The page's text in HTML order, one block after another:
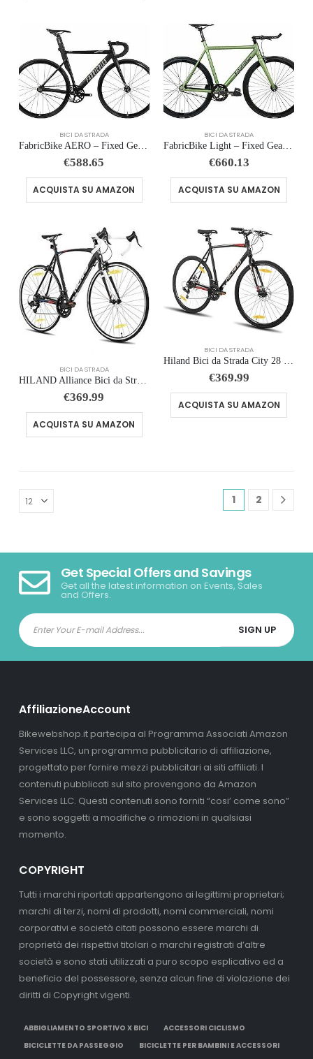
BICI DA STRADA
FabricBike AERO – Fixed Gear Bicicletta, Single Speed Fixie Completa mozzo, Telaio in Alluminio e Forcella in carbonio, Ru…
€588.65
ACQUISTA SU AMAZON
BICI DA STRADA
FabricBike Light – Fixed Gear bicicletta, Single Speed Fixie completa mozzo, Telaio in alluminio e forcella, ruote 28, 6 c…
€660.13
ACQUISTA SU AMAZON
BICI DA STRADA
HILAND Alliance Bici da Strada 28”, 14 Velocità, Telaio in Alluminio da 49/53/57 cm, 700C Bicicletta da Città e da Pendola…
€369.99
ACQUISTA SU AMAZON
BICI DA STRADA
Hiland Bici da Strada City 28 Pollici, Telaio in Alluminio 700C Unisex, Freni a Disco Anteriore e Posteriore, 21 Velocità,…
€369.99
ACQUISTA SU AMAZON
1 2
Get Special Offers and Savings
Get all the latest information on Events, Sales
and Offers.
AffiliazioneAccount
Bikewebshop.it partecipa al Programma Associati Amazon
Services LLC, un programma pubblicitario di affiliazione,
progettato per fornire mezzi pubblicitari ai siti affiliati. I
contenuti pubblicati sul sito provengono da Amazon
Services LLC. Questi contenuti sono forniti “cosi’ come sono”
e sono soggetti a modifiche o rimozioni in qualsiasi
momento.
COPYRIGHT
Tutti i marchi riportati appartengono ai legittimi proprietari;
marchi di terzi, nomi di prodotti, nomi commerciali, nomi
corporativi e società citati possono essere marchi di
proprietà dei rispettivi titolari o marchi registrati d’altre
società e sono stati utilizzati a puro scopo esplicativo ed a
beneficio del possessore, senza alcun fine di violazione dei
diritti di Copyright vigenti.
ABBIGLIAMENTO SPORTIVO X BICI
ACCESSORI CICLISMO
BICICLETTE DA PASSEGGIO
BICICLETTE PER BAMBINI E ACCESSORI